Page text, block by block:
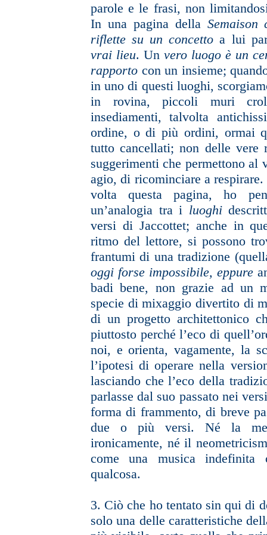
parole e le frasi, non
In una pagina della Semaison
riflette su un concetto a lui
vrai lieu. Un vero luogo è un
rapporto con un insieme;
in uno di questi luoghi,
in rovina, piccoli muri
insediamenti,
talvolta
ordine, o di più ordini, ormai
tutto cancellati; non delle
suggerimenti che permettono al
agio, di ricominciare a
volta questa pagina, ho
un’analogia tra i luoghi
versi di Jaccottet; anche in
ritmo del lettore, si possono
frantumi di una tradizione
oggi forse impossibile, eppure
badi bene, non grazie ad un
specie di mixaggio divertito di
di un progetto architettonico
piuttosto perché l’eco di
noi, e orienta, vagamente, la
l’ipotesi di operare nella
lasciando che l’eco della
parlasse dal suo passato nei
forma di frammento, di breve
due o più versi. Né la
ironicamente, né il
come una musica indefinita
qualcosa.
3. Ciò che ho tentato sin qui di
solo una delle caratteristiche